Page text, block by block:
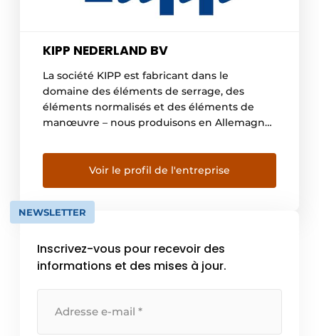
KIPP NEDERLAND BV
La société KIPP est fabricant dans le
domaine des éléments de serrage, des
éléments normalisés et des éléments de
manœuvre – nous produisons en Allemagne
machines. Notre gamme de produits
comprend plus de 85 000 piècesqui sont
rapidement disponibles grâce à notre centre
logistique . KIPP est ainsi un partenaire fiable
pour l’industrie ainsi que la construction
Voir le profil de l'entreprise
NEWSLETTER
Inscrivez-vous pour recevoir des
informations et des mises à jour.